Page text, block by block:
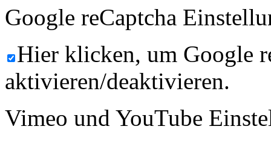
Google reCaptcha
Hier klicken, um Google
aktivieren/deaktivieren.
Vimeo und YouTube